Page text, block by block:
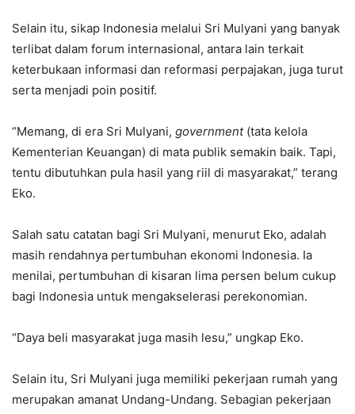
Selain itu, sikap Indonesia melalui Sri Mulyani yang banyak
terlibat dalam forum internasional, antara lain terkait
keterbukaan informasi dan reformasi perpajakan, juga turut
serta menjadi poin positif.
“Memang, di era Sri Mulyani, government(tata kelola
Kementerian Keuangan) di mata publik semakin baik. Tapi,
tentu dibutuhkan pula hasil yang riil di masyarakat,” terang
Eko.
Salah satu catatan bagi Sri Mulyani, menurut Eko, adalah
masih rendahnya pertumbuhan ekonomi Indonesia. Ia
menilai, pertumbuhan di kisaran lima persen belum cukup
bagi Indonesia untuk mengakselerasi perekonomian.
“Daya beli masyarakat juga masih lesu,” ungkap Eko.
Selain itu, Sri Mulyani juga memiliki pekerjaan rumah yang
merupakan amanat Undang-Undang. Sebagian pekerjaan